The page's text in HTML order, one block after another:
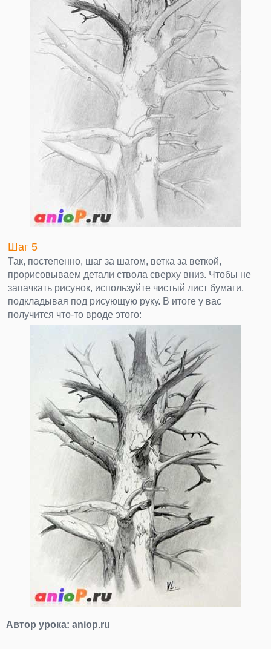
Шаг 5
Так, постепенно, шаг за шагом, ветка за веткой,
прорисовываем детали ствола сверху вниз. Чтобы не
запачкать рисунок, используйте чистый лист бумаги,
подкладывая под рисующую руку. В итоге у вас
получится что-то вроде этого:
Автор урока: aniop.ru